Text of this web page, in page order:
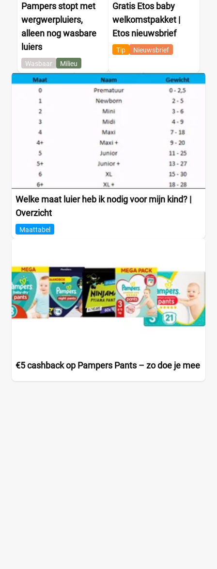
Pampers stopt met
wergwerpluiers,
alleen nog wasbare
luiers
Wasbaar Milieu
Gratis Etos baby
welkomstpakket |
Etos nieuwsbrief
Tip Nieuwsbrief
Welke maat luier heb ik nodig voor mijn kind? |
Overzicht
Maattabel
€5 cashback op Pampers Pants – zo doe je mee